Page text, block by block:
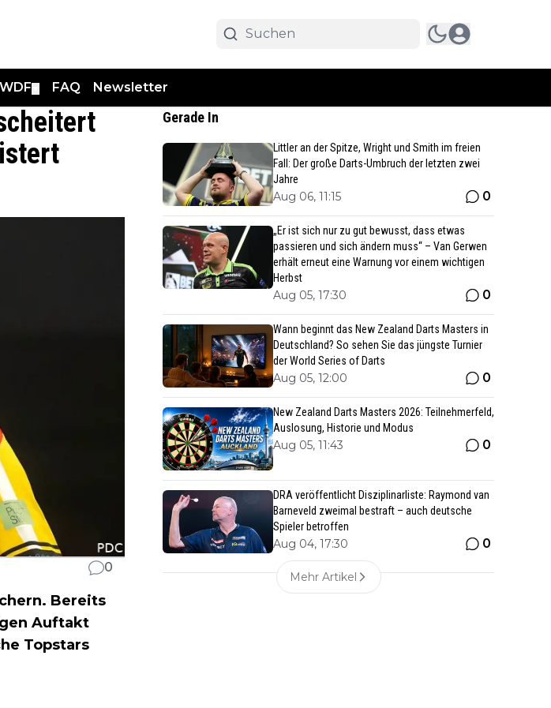
WDF FAQ Newsletter
0
Bereits
Auftakt
Topstars
Gerade In
Littler an der Spitze, Wright und Smith im freien
Fall: Der große Darts-Umbruch der letzten zwei
Jahre
Aug 06, 11:15 0
„Er ist sich nur zu gut bewusst, dass etwas
passieren und sich ändern muss“ – Van Gerwen
erhält erneut eine Warnung vor einem wichtigen
Herbst
Aug 05, 17:30 0
Wann beginnt das New Zealand Darts Masters in
Deutschland? So sehen Sie das jüngste Turnier
der World Series of Darts
Aug 05, 12:00 0
New Zealand Darts Masters 2026: Teilnehmerfeld,
Auslosung, Historie und Modus
Aug 05, 11:43 0
DRA veröffentlicht Disziplinarliste: Raymond van
Barneveld zweimal bestraft – auch deutsche
Spieler betroffen
Aug 04, 17:30 0
Mehr Artikel